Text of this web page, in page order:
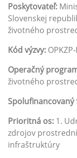
Poskytovateľ:
Slovenskej
životného
Kód výzvy:
Operačný
životného
Prioritná os: 1.
zdrojov
infraštruktúry